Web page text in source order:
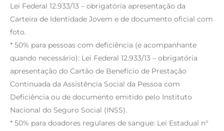
Lei Federal 12.933/13 – obrigatória apresentação da
Carteira de Identidade Jovem e de documento oficial com
foto.
* 50% para pessoas com deficiência (e acompanhante
quando necessário): Lei Federal 12.933/13 – obrigatória
apresentação do Cartão de Benefício de Prestação
Continuada da Assistência Social da Pessoa com
Deficiência ou de documento emitido pelo Instituto
Nacional do Seguro Social (INSS).
* 50% para doadores regulares de sangue: Lei Estadual n°